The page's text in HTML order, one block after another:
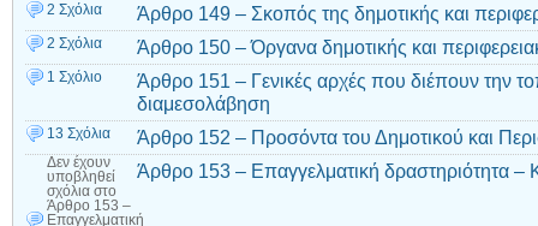
2 Σχόλια Άρθρο 149 – Σκοπός της δημοτικής και
2 Σχόλια Άρθρο 150 – Όργανα δημοτικής και
1 Σχόλιο
Άρθρο 151 – Γενικές αρχές που διέπουν την
διαμεσολάβηση
13 Σχόλια Άρθρο 152 – Προσόντα του Δημοτικού και
Δεν έχουν
υποβληθεί
σχόλια στο
Άρθρο 153 –
Επαγγελματική
Άρθρο 153 – Επαγγελματική δραστηριότητα –